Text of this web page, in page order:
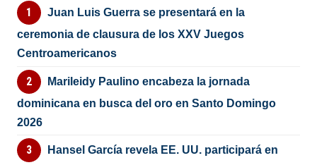
Juan Luis Guerra se presentará en la
ceremonia de clausura de los XXV Juegos
Centroamericanos
Marileidy Paulino encabeza la jornada
dominicana en busca del oro en Santo Domingo
2026
Hansel García revela EE. UU. participará en